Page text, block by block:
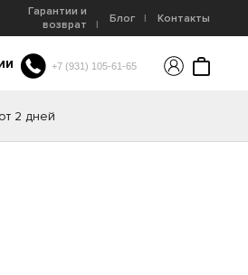
Гарантии и
возврат
Блог Контакты
+7 (931) 105-61-65
2 дней